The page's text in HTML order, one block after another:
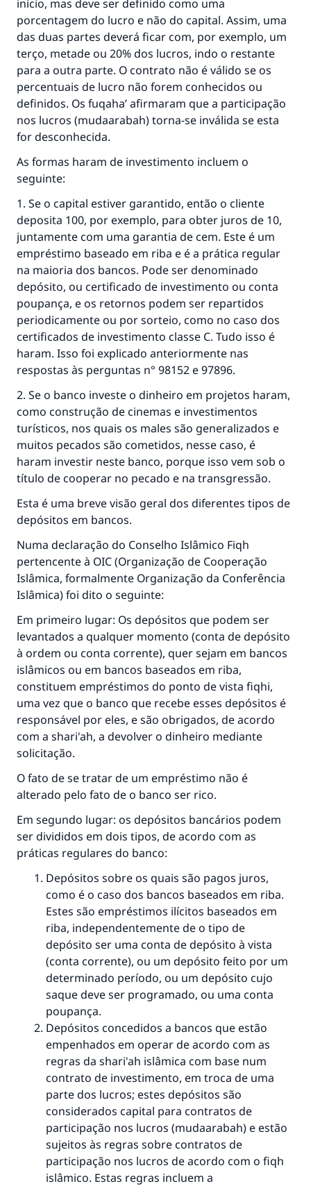
início, mas deve ser definido como uma
porcentagem do lucro e não do capital. Assim, uma
das duas partes deverá ficar com, por exemplo, um
terço, metade ou 20% dos lucros, indo o restante
para a outra parte. O contrato não é válido se os
percentuais de lucro não forem conhecidos ou
definidos. Os fuqaha’ afirmaram que a participação
nos lucros (mudaarabah) torna-se inválida se esta
for desconhecida.
As formas haram de investimento incluem o
seguinte:
1. Se o capital estiver garantido, então o cliente
deposita 100, por exemplo, para obter juros de 10,
juntamente com uma garantia de cem. Este é um
empréstimo baseado em riba e é a prática regular
na maioria dos bancos. Pode ser denominado
depósito, ou certificado de investimento ou conta
poupança, e os retornos podem ser repartidos
periodicamente ou por sorteio, como no caso dos
certificados de investimento classe C. Tudo isso é
haram. Isso foi explicado anteriormente nas
respostas às perguntas n° 98152 e 97896.
2. Se o banco investe o dinheiro em projetos haram,
como construção de cinemas e investimentos
turísticos, nos quais os males são generalizados e
muitos pecados são cometidos, nesse caso, é
haram investir neste banco, porque isso vem sob o
título de cooperar no pecado e na transgressão.
Esta é uma breve visão geral dos diferentes tipos de
depósitos em bancos.
Numa declaração do Conselho Islâmico Fiqh
pertencente à OIC (Organização de Cooperação
Islâmica, formalmente Organização da Conferência
Islâmica) foi dito o seguinte:
Em primeiro lugar: Os depósitos que podem ser
levantados a qualquer momento (conta de depósito
à ordem ou conta corrente), quer sejam em bancos
islâmicos ou em bancos baseados em riba,
constituem empréstimos do ponto de vista fiqhi,
uma vez que o banco que recebe esses depósitos é
responsável por eles, e são obrigados, de acordo
com a shari'ah, a devolver o dinheiro mediante
solicitação.
O fato de se tratar de um empréstimo não é
alterado pelo fato de o banco ser rico.
Em segundo lugar: os depósitos bancários podem
ser divididos em dois tipos, de acordo com as
práticas regulares do banco:
Depósitos sobre os quais são pagos juros,
como é o caso dos bancos baseados em riba.
Estes são empréstimos ilícitos baseados em
riba, independentemente de o tipo de
depósito ser uma conta de depósito à vista
(conta corrente), ou um depósito feito por um
determinado período, ou um depósito cujo
saque deve ser programado, ou uma conta
poupança.
Depósitos concedidos a bancos que estão
empenhados em operar de acordo com as
regras da shari'ah islâmica com base num
contrato de investimento, em troca de uma
parte dos lucros; estes depósitos são
considerados capital para contratos de
participação nos lucros (mudaarabah) e estão
sujeitos às regras sobre contratos de
participação nos lucros de acordo com o fiqh
islâmico. Estas regras incluem a
A resposta n° 110845 salvou um
casamento.
Ajude-nos a responder à Ummah
O Profeta ﷺ disse,
"Quem quer que incentive outros a fazer o
que é bom receberá a mesma recompensa
que aqueles que o fazem."
(MUSLIM, 1893)
CONTRIBUIR